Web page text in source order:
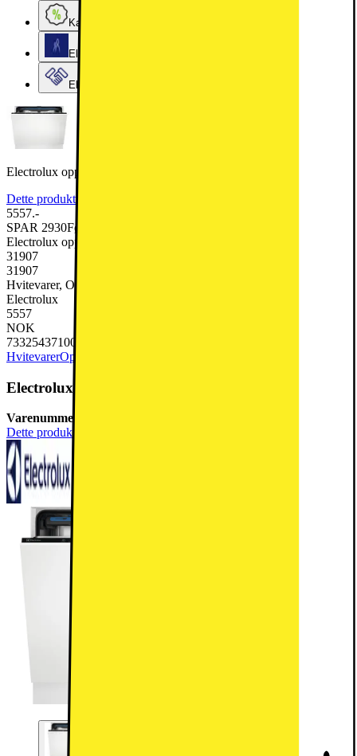
Kampanjer
Elkjøps kundeklubb
Elkjøp Bedrift
Electrolux oppvaskmaskin EEM48330L helintegrert
Dette produktet er rangert med 4 av 5 stjerner.
5557.-
SPAR 2930Før 8487.-
Electrolux oppvaskmaskin EEM48330L helintegrert
31907
31907
Hvitevarer, Oppvaskmaskin
Electrolux
5557
NOK
7332543710034
HvitevarerOppvaskmaskin
Electrolux oppvaskmaskin EEM48330L helintegrert
Varenummer:
Dette produktet er rangert med 4 av 5 stjerner.